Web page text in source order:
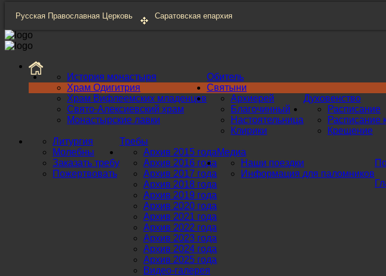
Русская Православная Церковь Саратовская епархия
Обитель
История монастыря
Храм Одигитрия
Храм Вифлеемских младенцев
Свято-Алексиевский храм
Монастырские лавки
Святыни
Духовенство
Архиерей
Благочинный
Настоятельница
Клирики
Расписание
Расписание
Крещение
Требы
Литургия
Молебны
Заказать требу
Пожертвовать
Медиа
Архив 2015 года
Архив 2016 года
Архив 2017 года
Архив 2018 года
Архив 2019 года
Архив 2020 года
Архив 2021 года
Архив 2022 года
Архив 2023 года
Архив 2024 года
Архив 2025 года
Видео-галерея
Наши поездки
Информация для паломников